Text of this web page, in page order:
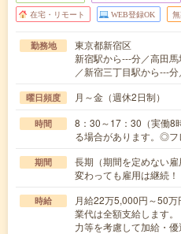
在宅・リモート WEB登録OK
勤務地
東京都新宿区
新宿駅から---分／高田
／新宿三丁目駅から---
曜日頻度 月～金（週休2日制）
時間
8：30～17：30（実働8
る場合があります。◎
期間
長期（期間を定めない
変わっても雇用は継続！
時給
月給22万5,000円～50
業代は全額支給します
力等を考慮して加給・優